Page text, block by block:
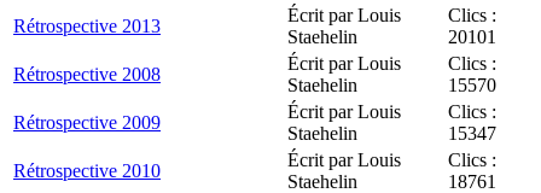
Rétrospective 2013
Écrit par Louis
Staehelin
Clics :
20101
Rétrospective 2008
Écrit par Louis
Staehelin
Clics :
15570
Rétrospective 2009
Écrit par Louis
Staehelin
Clics :
15347
Rétrospective 2010
Écrit par Louis
Staehelin
Clics :
18761